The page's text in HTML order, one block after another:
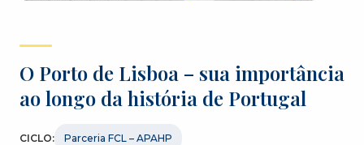
O Porto de Lisboa – sua importância
ao longo da história de Portugal
CICLO: Parceria FCL – APAHP